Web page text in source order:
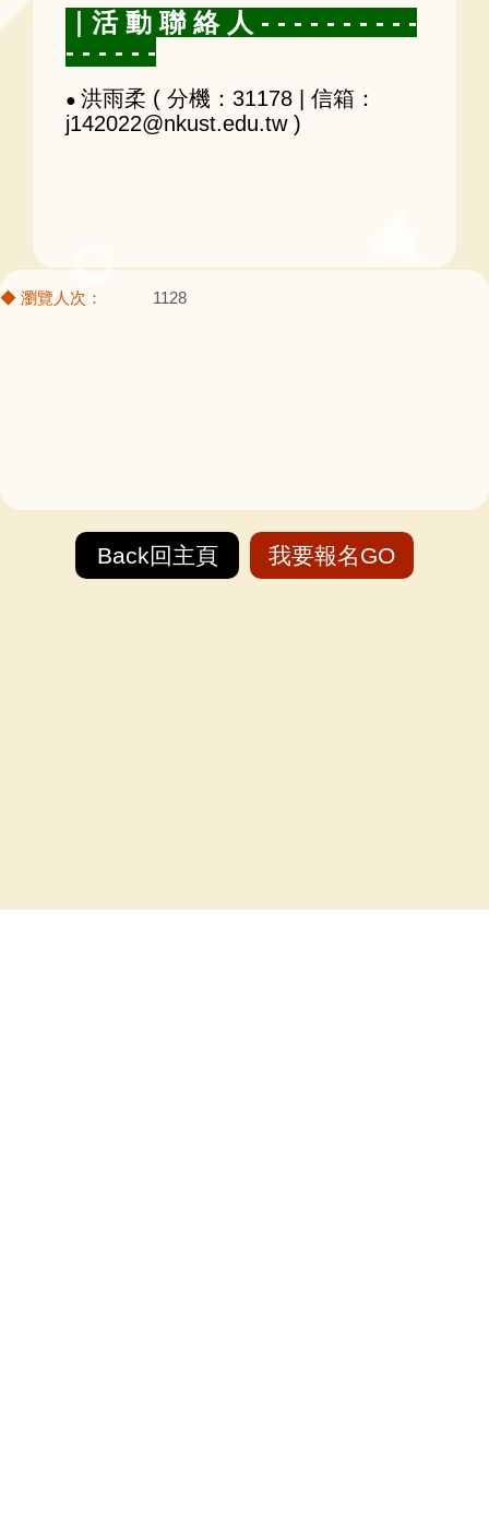
｜活 動 聯 絡 人 - - - - - - - - - -
- - - - - -
● 洪雨柔 ( 分機：31178 | 信箱：
j142022@nkust.edu.tw )
1128
Back回主頁 我要報名GO